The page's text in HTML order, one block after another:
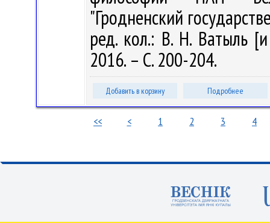
"Гродненский
ред. кол.: В. Н. Ватыль
2016. – С. 200-204.
Добавить в корзину Подробнее
<< < 1 2 3 4